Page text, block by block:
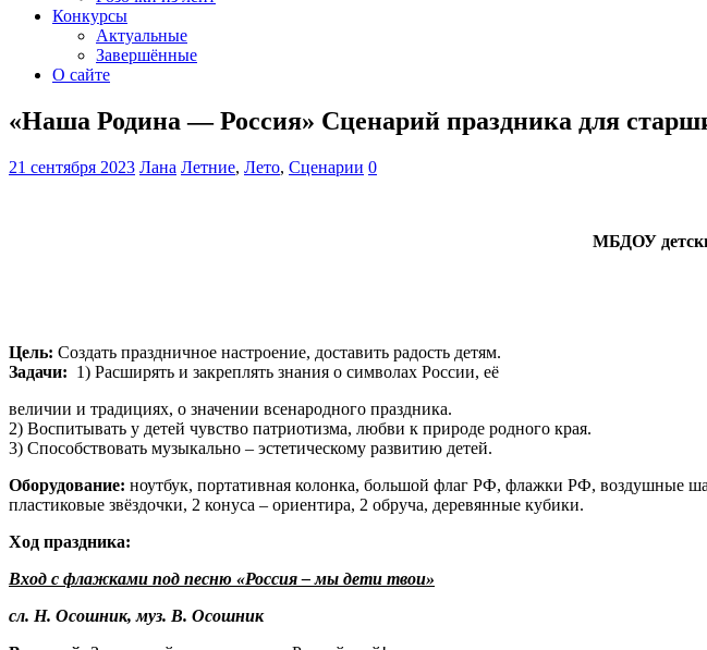
Конкурсы
Актуальные
Завершённые
О сайте
«Наша Родина — Россия» Сценарий праздника для
21 сентября 2023 Лана Летние, Лето, Сценарии 0
МБДОУ
Цель: Создать праздничное настроение, доставить радость детям.
Задачи: 1) Расширять и закреплять знания о символах России, её
величии и традициях, о значении всенародного праздника.
2) Воспитывать у детей чувство патриотизма, любви к природе родного края.
3) Способствовать музыкально – эстетическому развитию детей.
Оборудование: ноутбук, портативная колонка, большой флаг РФ, флажки РФ, воздушные
пластиковые звёздочки, 2 конуса – ориентира, 2 обруча, деревянные кубики.
Ход праздника:
Вход с флажками под песню «Россия – мы дети твои»
сл. Н. Осошник, муз. В. Осошник